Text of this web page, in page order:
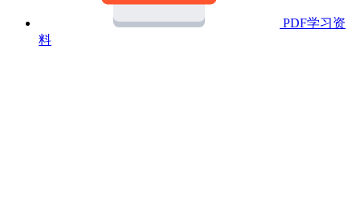
PDF学习资
料